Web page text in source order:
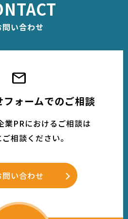
問い合わせ
mail
ォームでのご相談
業PRにおけるご相談は
相談ください。
問い合わせ